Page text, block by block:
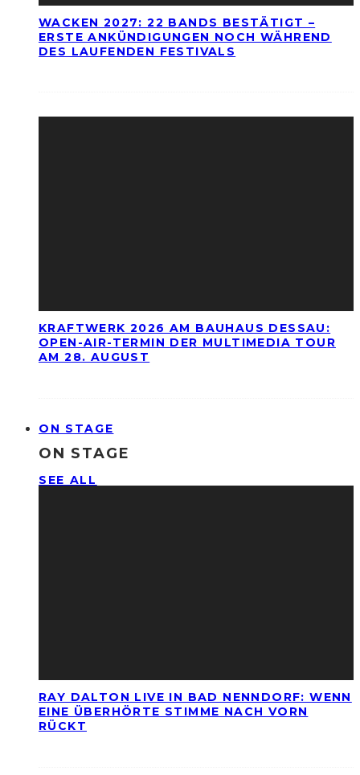
WACKEN 2027: 22 BANDS BESTÄTIGT –
ERSTE ANKÜNDIGUNGEN NOCH WÄHREND
DES LAUFENDEN FESTIVALS
KRAFTWERK 2026 AM BAUHAUS DESSAU:
OPEN-AIR-TERMIN DER MULTIMEDIA TOUR
AM 28. AUGUST
ON STAGE
ON STAGE
SEE ALL
RAY DALTON LIVE IN BAD NENNDORF: WENN
EINE ÜBERHÖRTE STIMME NACH VORN
RÜCKT